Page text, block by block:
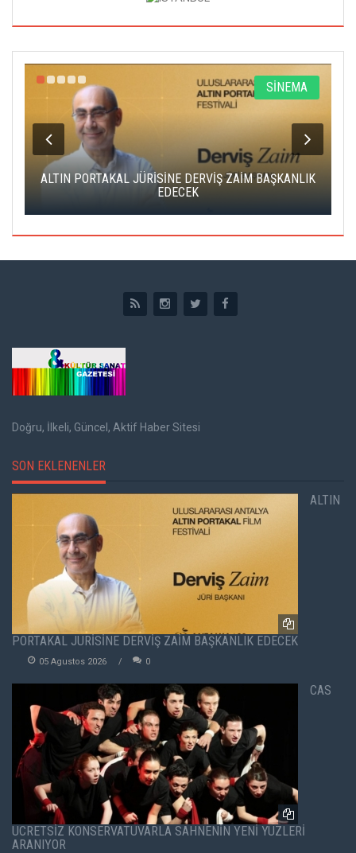
SİNEMA
ALTIN PORTAKAL JÜRİSİNE DERVİŞ ZAİM BAŞKANLIK
EDECEK
Doğru, İlkeli, Güncel, Aktif Haber Sitesi
SON EKLENENLER
ALTIN
PORTAKAL JÜRİSİNE DERVİŞ ZAİM BAŞKANLIK EDECEK
05 Agustos 2026 0
CAS
ÜCRETSİZ KONSERVATUVARLA SAHNENİN YENİ YÜZLERİ
ARANIYOR